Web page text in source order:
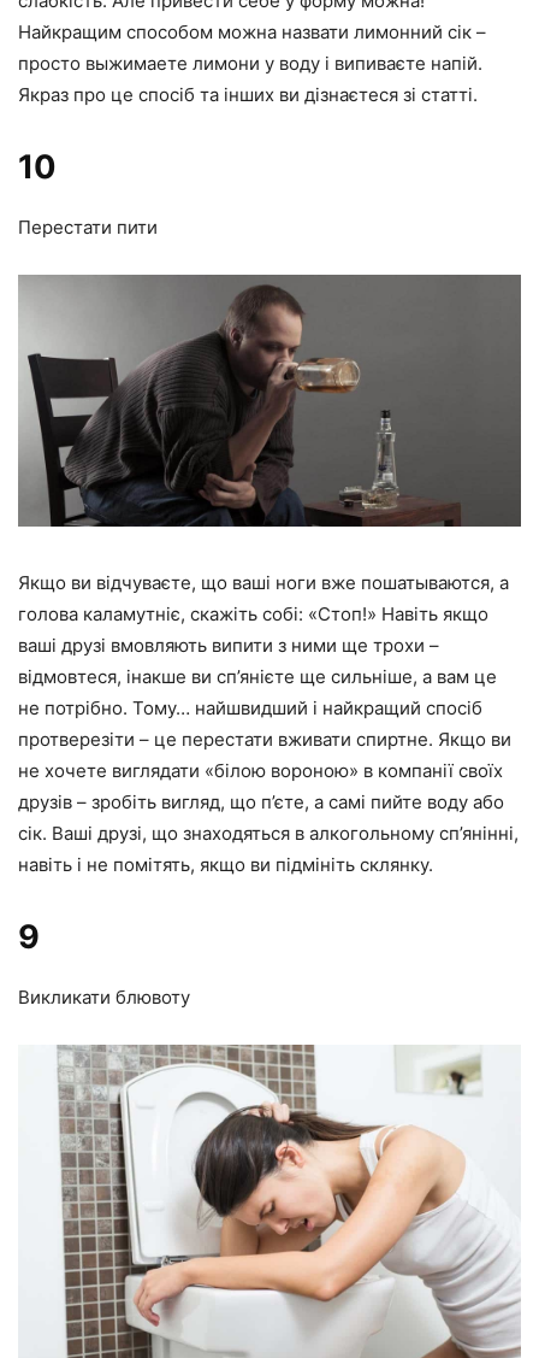
Найкращим способом можна назвати лимонний сік –
просто выжимаете лимони у воду і випиваєте напій.
Якраз про це спосіб та інших ви дізнаєтеся зі статті.
10
Перестати пити
Якщо ви відчуваєте, що ваші ноги вже пошатываются, а
голова каламутніє, скажіть собі: «Стоп!» Навіть якщо
ваші друзі вмовляють випити з ними ще трохи –
відмовтеся, інакше ви сп’янієте ще сильніше, а вам це
не потрібно. Тому… найшвидший і найкращий спосіб
протверезіти – це перестати вживати спиртне. Якщо ви
не хочете виглядати «білою вороною» в компанії своїх
друзів – зробіть вигляд, що п’єте, а самі пийте воду або
сік. Ваші друзі, що знаходяться в алкогольному сп’янінні,
навіть і не помітять, якщо ви підмініть склянку.
9
Викликати блювоту